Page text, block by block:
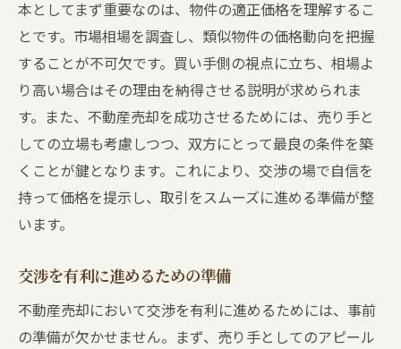
本としてまず重要なのは、物件の適正価格を理解するこ
とです。市場相場を調査し、類似物件の価格動向を把握
することが不可欠です。買い手側の視点に立ち、相場よ
り高い場合はその理由を納得させる説明が求められま
す。また、不動産売却を成功させるためには、売り手と
しての立場も考慮しつつ、双方にとって最良の条件を築
くことが鍵となります。これにより、交渉の場で自信を
持って価格を提示し、取引をスムーズに進める準備が整
います。
交渉を有利に進めるための準備
不動産売却において交渉を有利に進めるためには、事前
の準備が欠かせません。まず、売り手としてのアピール